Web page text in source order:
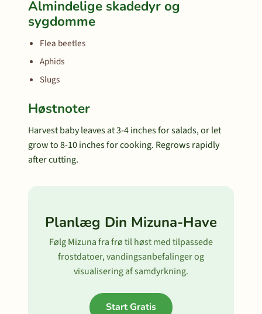
Almindelige skadedyr og
sygdomme
Flea beetles
Aphids
Slugs
Høstnoter
Harvest baby leaves at 3-4 inches for salads, or let
grow to 8-10 inches for cooking. Regrows rapidly
after cutting.
Planlæg Din Mizuna-Have
Følg Mizuna fra frø til høst med tilpassede
frostdatoer, vandingsanbefalinger og
visualisering af samdyrkning.
Start Gratis